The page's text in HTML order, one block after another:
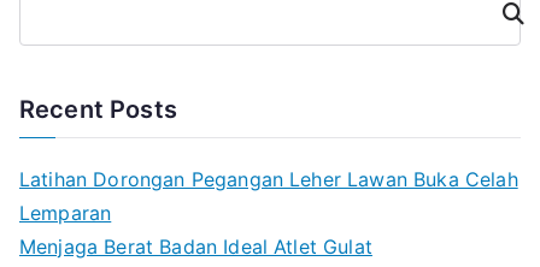
Cari
Recent Posts
Latihan Dorongan Pegangan Leher Lawan Buka Celah
Lemparan
Menjaga Berat Badan Ideal Atlet Gulat